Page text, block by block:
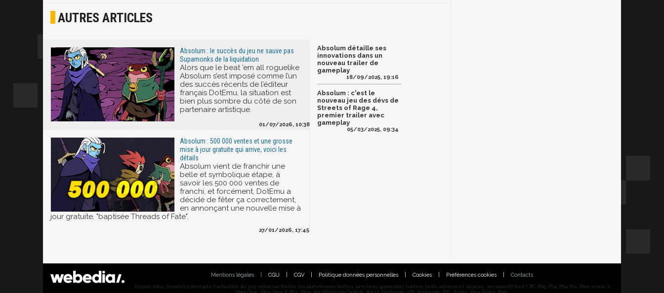
Joyeux
AUTRES ARTICLES
Absolum : le succès du jeu ne sauve pas
Supamonks de la liquidation
Alors que le beat ’em all roguelike
Absolum s’est imposé comme l’un
des succès récents de l’éditeur
français DotEmu, la situation est
bien plus sombre du côté de son
partenaire artistique.
01/07/2026, 10:38
Absolum : 500 000 ventes et une grosse
mise à jour gratuite qui arrive, voici les
détails
Absolum vient de franchir une
belle et symbolique étape, à
savoir les 500 000 ventes de
franchi, et forcément, DotEmu a
décidé de fêter ça correctement,
en annonçant une nouvelle mise à
jour gratuite, "baptisée Threads of Fate".
27/01/2026, 17:45
Absolum détaille ses
innovations dans un
nouveau trailer de
gameplay
18/09/2025, 19:16
Absolum : c'est le
nouveau jeu des dévs de
Streets of Rage 4,
premier trailer avec
gameplay
05/03/2025, 09:34
Mentions légales CGU CGV Politique données personnelles Cookies Préférences cookies Contacts
Depuis 2004, JeuxActu décrypte l'actualité du jeu vidéo sur toutes les plateformes. Sorties, previews, gameplay, trailers, tests, astuces et soluces... on vous dit tout ! PC, PS5, PS4, PS4 Pro, Xbox series X,
Xbox One, Xbox One X, PS3, Xbox 360, Nintendo Switch, Wii U, Nintendo 3DS, Nintendo 2DS, Stadia, Xbox Game Pass...